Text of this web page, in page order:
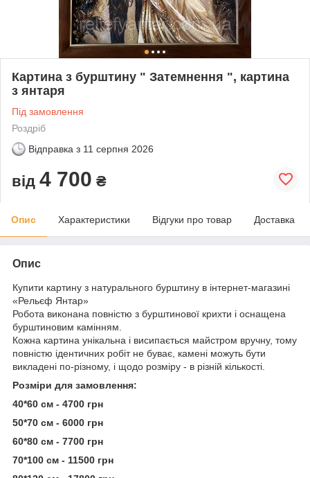
Картина з бурштину " Затемнення ", картина
з янтаря
Під замовлення
Роздріб
Відправка з 11 серпня 2026
від 4 700 ₴
Опис Характеристики Відгуки про товар Доставка
Опис
Купити картину з натурального бурштину в інтернет-магазині
«Рельєф Янтар»
Робота виконана повністю з бурштинової крихти і оснащена
бурштиновим камінням.
Кожна картина унікальна і висипається майстром вручну, тому
повністю ідентичних робіт не буває, камені можуть бути
викладені по-різному, і щодо розміру - в різній кількості.
Розміри для замовлення:
40*60 см - 4700 грн
50*70 см - 6000 грн
60*80 см - 7700 грн
70*100 см - 11500 грн